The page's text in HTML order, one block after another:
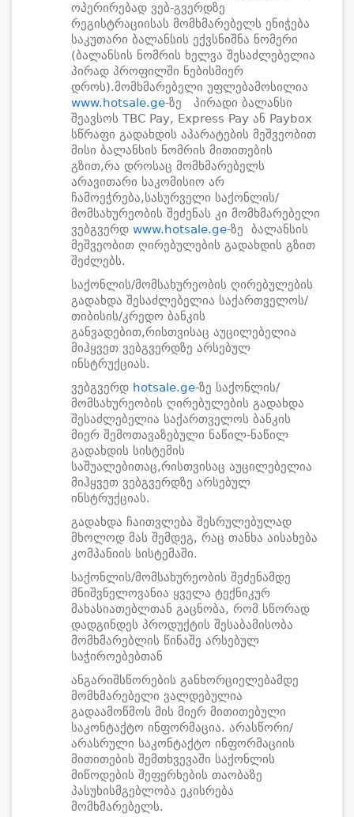
ოპერირებად ვებ-გვერდზე
რეგისტრაციისას მომხმარებელს ენიჭება
საკუთარი ბალანსის ექვსნიშნა ნომერი
(ბალანსის ნომრის ხელვა შესაძლებელია
პირად პროფილში ნებისმიერ
დროს).მომხმარებელი უფლებამოსილია
www.hotsale.ge-ზე პირადი ბალანსი
შეავსოს TBC Pay, Express Pay ან Paybox
სწრაფი გადახდის აპარატების მეშვეობით
მისი ბალანსის ნომრის მითითების
გზით,რა დროსაც მომხმარებელს
არავითარი საკომისიო არ
ჩამოეჭრება,სასურველი საქონლის/
მომსახურეობის შეძენას კი მომხმარებელი
ვებგვერდ www.hotsale.ge-ზე ბალანსის
მეშვეობით ღირებულების გადახდის გზით
შეძლებს.
საქონლის/მომსახურეობის ღირებულების
გადახდა შესაძლებელია საქართველოს/
თიბისის/კრედო ბანკის
განვადებით,რისთვისაც აუცილებელია
მიჰყვეთ ვებგვერდზე არსებულ
ინსტრუქციას.
ვებგვერდ hotsale.ge-ზე საქონლის/
მომსახურეობის ღირებულების გადახდა
შესაძლებელია საქართველოს ბანკის
მიერ შემოთავაზებული ნაწილ-ნაწილ
გადახდის სისტემის
საშუალებითაც,რისთვისაც აუცილებელია
მიჰყვეთ ვებგვერდზე არსებულ
ინსტრუქციას.
გადახდა ჩაითვლება შესრულებულად
მხოლოდ მას შემდეგ, რაც თანხა აისახება
კომპანიის სისტემაში.
საქონლის/მომსახურეობის შეძენამდე
მნიშვნელოვანია ყველა ტექნიკურ
მახასიათებლთან გაცნობა, რომ სწორად
დადგინდეს პროდუქტის შესაბამისობა
მომხმარებლის წინაშე არსებულ
საჭიროებებთან
ანგარიშსწორების განხორციელებამდე
მომხმარებელი ვალდებულია
გადაამოწმოს მის მიერ მითითებული
საკონტაქტო ინფორმაცია. არასწორი/
არასრული საკონტაქტო ინფორმაციის
მითითების შემთხვევაში საქონლის
მიწოდების შეფერხების თაობაზე
პასუხისმგებლობა ეკისრება
მომხმარებელს.